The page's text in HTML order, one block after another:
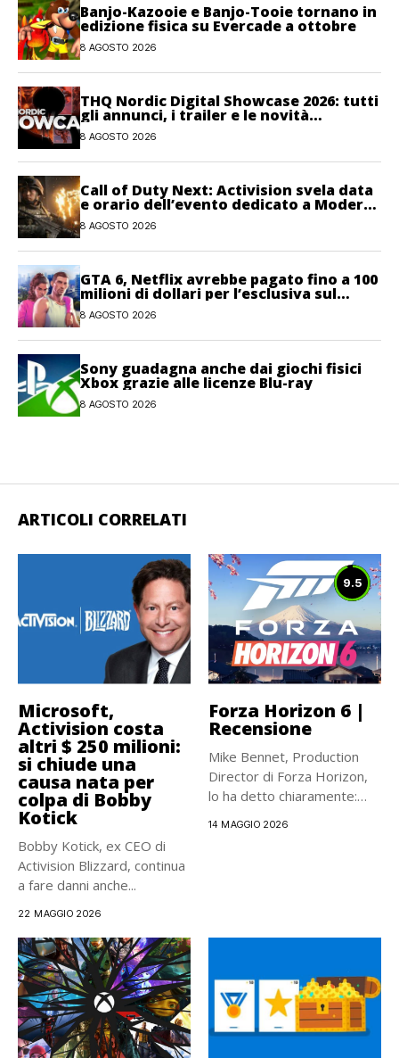
Banjo-Kazooie e Banjo-Tooie tornano in
edizione fisica su Evercade a ottobre
8 AGOSTO 2026
THQ Nordic Digital Showcase 2026: tutti
gli annunci, i trailer e le novità
dell’evento
8 AGOSTO 2026
Call of Duty Next: Activision svela data
e orario dell’evento dedicato a Modern
Warfare 4
8 AGOSTO 2026
GTA 6, Netflix avrebbe pagato fino a 100
milioni di dollari per l’esclusiva sul
gioco
8 AGOSTO 2026
Sony guadagna anche dai giochi fisici
Xbox grazie alle licenze Blu-ray
8 AGOSTO 2026
ARTICOLI CORRELATI
Microsoft,
Activision costa
altri $ 250 milioni:
si chiude una
causa nata per
colpa di Bobby
Kotick
Bobby Kotick, ex CEO di
Activision Blizzard, continua
a fare danni anche...
22 MAGGIO 2026
9.5
Forza Horizon 6 |
Recensione
Mike Bennet, Production
Director di Forza Horizon,
lo ha detto chiaramente:
14 MAGGIO 2026